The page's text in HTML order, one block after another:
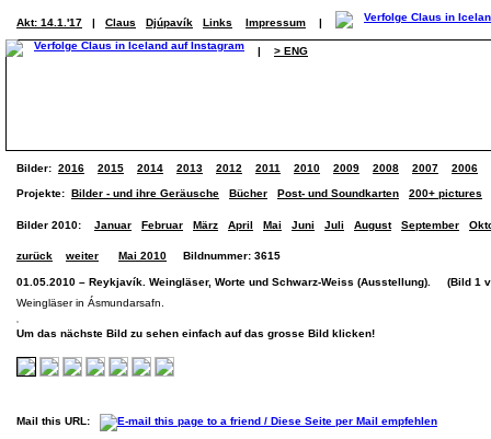
Akt: 14.1.'17 | Claus Djúpavík Links Impressum |
| > ENG
Bilder: 2016 2015 2014 2013 2012 2011 2010 2009 2008 2007 2006
Projekte: Bilder - und ihre Geräusche Bücher Post- und Soundkarten 200+ pictures
Bilder 2010: Januar Februar März April Mai Juni Juli August September
zurück weiter Mai 2010 Bildnummer: 3615
01.05.2010 – Reykjavík. Weingläser, Worte und Schwarz-Weiss (Ausstellung). (Bild 1
Weingläser in Ásmundarsafn.
Um das nächste Bild zu sehen einfach auf das grosse Bild klicken!
Mail this URL: